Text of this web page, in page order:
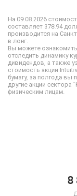
На 09.08.2026
составляет 378.94
производится на
в лонг.
Вы можете
отследить динамику
дивидендов, а также
стоимость акций
бумагу, за полгода
другие акции сектора
физическим лицам.
8